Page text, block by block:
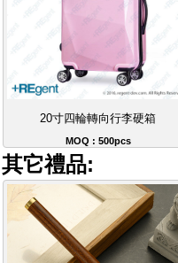
20寸四輪轉向行李硬箱
MOQ : 500pcs
其它禮品: